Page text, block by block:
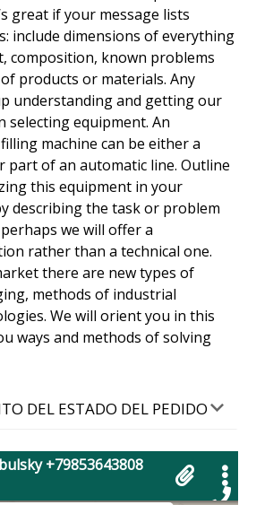
great if your message lists
include dimensions of everything
composition, known problems
products or materials. Any
understanding and getting our
selecting equipment. An
machine can be either a
part of an automatic line. Outline
this equipment in your
describing the task or problem
we will offer a
rather than a technical one.
there are new types of
methods of industrial
We will orient you in this
ways and methods of solving
DEL ESTADO DEL PEDIDO
+79853643808
{hora}. El conductor le devolverá la
tarde. Organice una descarga
08/08/2026 00:20
el contador de tabletas y
#121?
08/08/2026 00:30
Nuestro gerente en el intervalo
te llamará por WhatsApp. Veo
de seguimiento, en el sitio web del
el envío llegará a Monterrey en
08/08/2026 00:32
de nuestra empresa ?
esperar la entrega?
realistas.
Luna, pagaste hace unas
una respuesta del fabricante en el
08/08/2026 00:41